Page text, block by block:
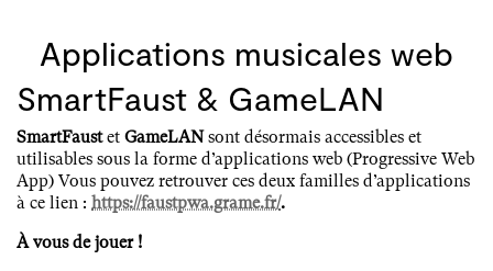
Applications musicales web
SmartFaust & GameLAN
SmartFaustet GameLANsont désormais accessibles et
utilisables sous la forme d’applications web (Progressive Web
App) Vous pouvez retrouver ces deux familles d’applications
à ce lien : https://faustpwa.grame.fr/.
À vous de jouer !